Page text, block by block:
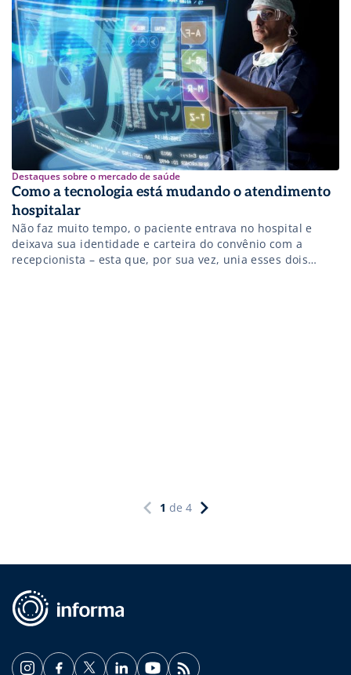
Destaques sobre o mercado de saúde
Como a tecnologia está mudando o atendimento
hospitalar
Não faz muito tempo, o paciente entrava no hospital e
deixava sua identidade e carteira do convênio com a
recepcionista – esta que, por sua vez, unia esses dois
1 de 4